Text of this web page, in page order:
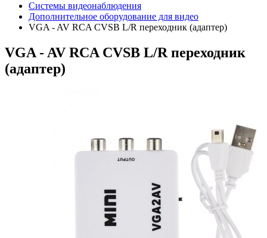
Системы видеонаблюдения
Дополнительное оборудование для видео
VGA - AV RCA CVSB L/R переходник (адаптер)
VGA - AV RCA CVSB L/R переходник
(адаптер)